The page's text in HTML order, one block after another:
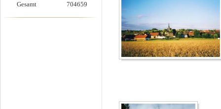
Gesamt
704659